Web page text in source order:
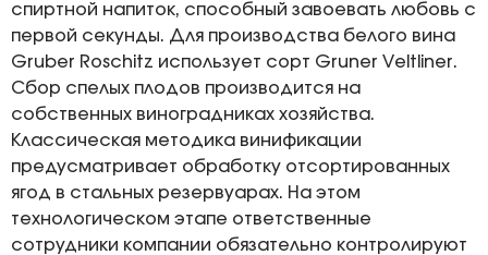
спиртной напиток, способный завоевать любовь с
первой секунды. Для производства белого вина
Gruber Roschitz использует сорт Gruner Veltliner.
Сбор спелых плодов производится на
собственных виноградниках хозяйства.
Классическая методика винификации
предусматривает обработку отсортированных
ягод в стальных резервуарах. На этом
технологическом этапе ответственные
сотрудники компании обязательно контролируют